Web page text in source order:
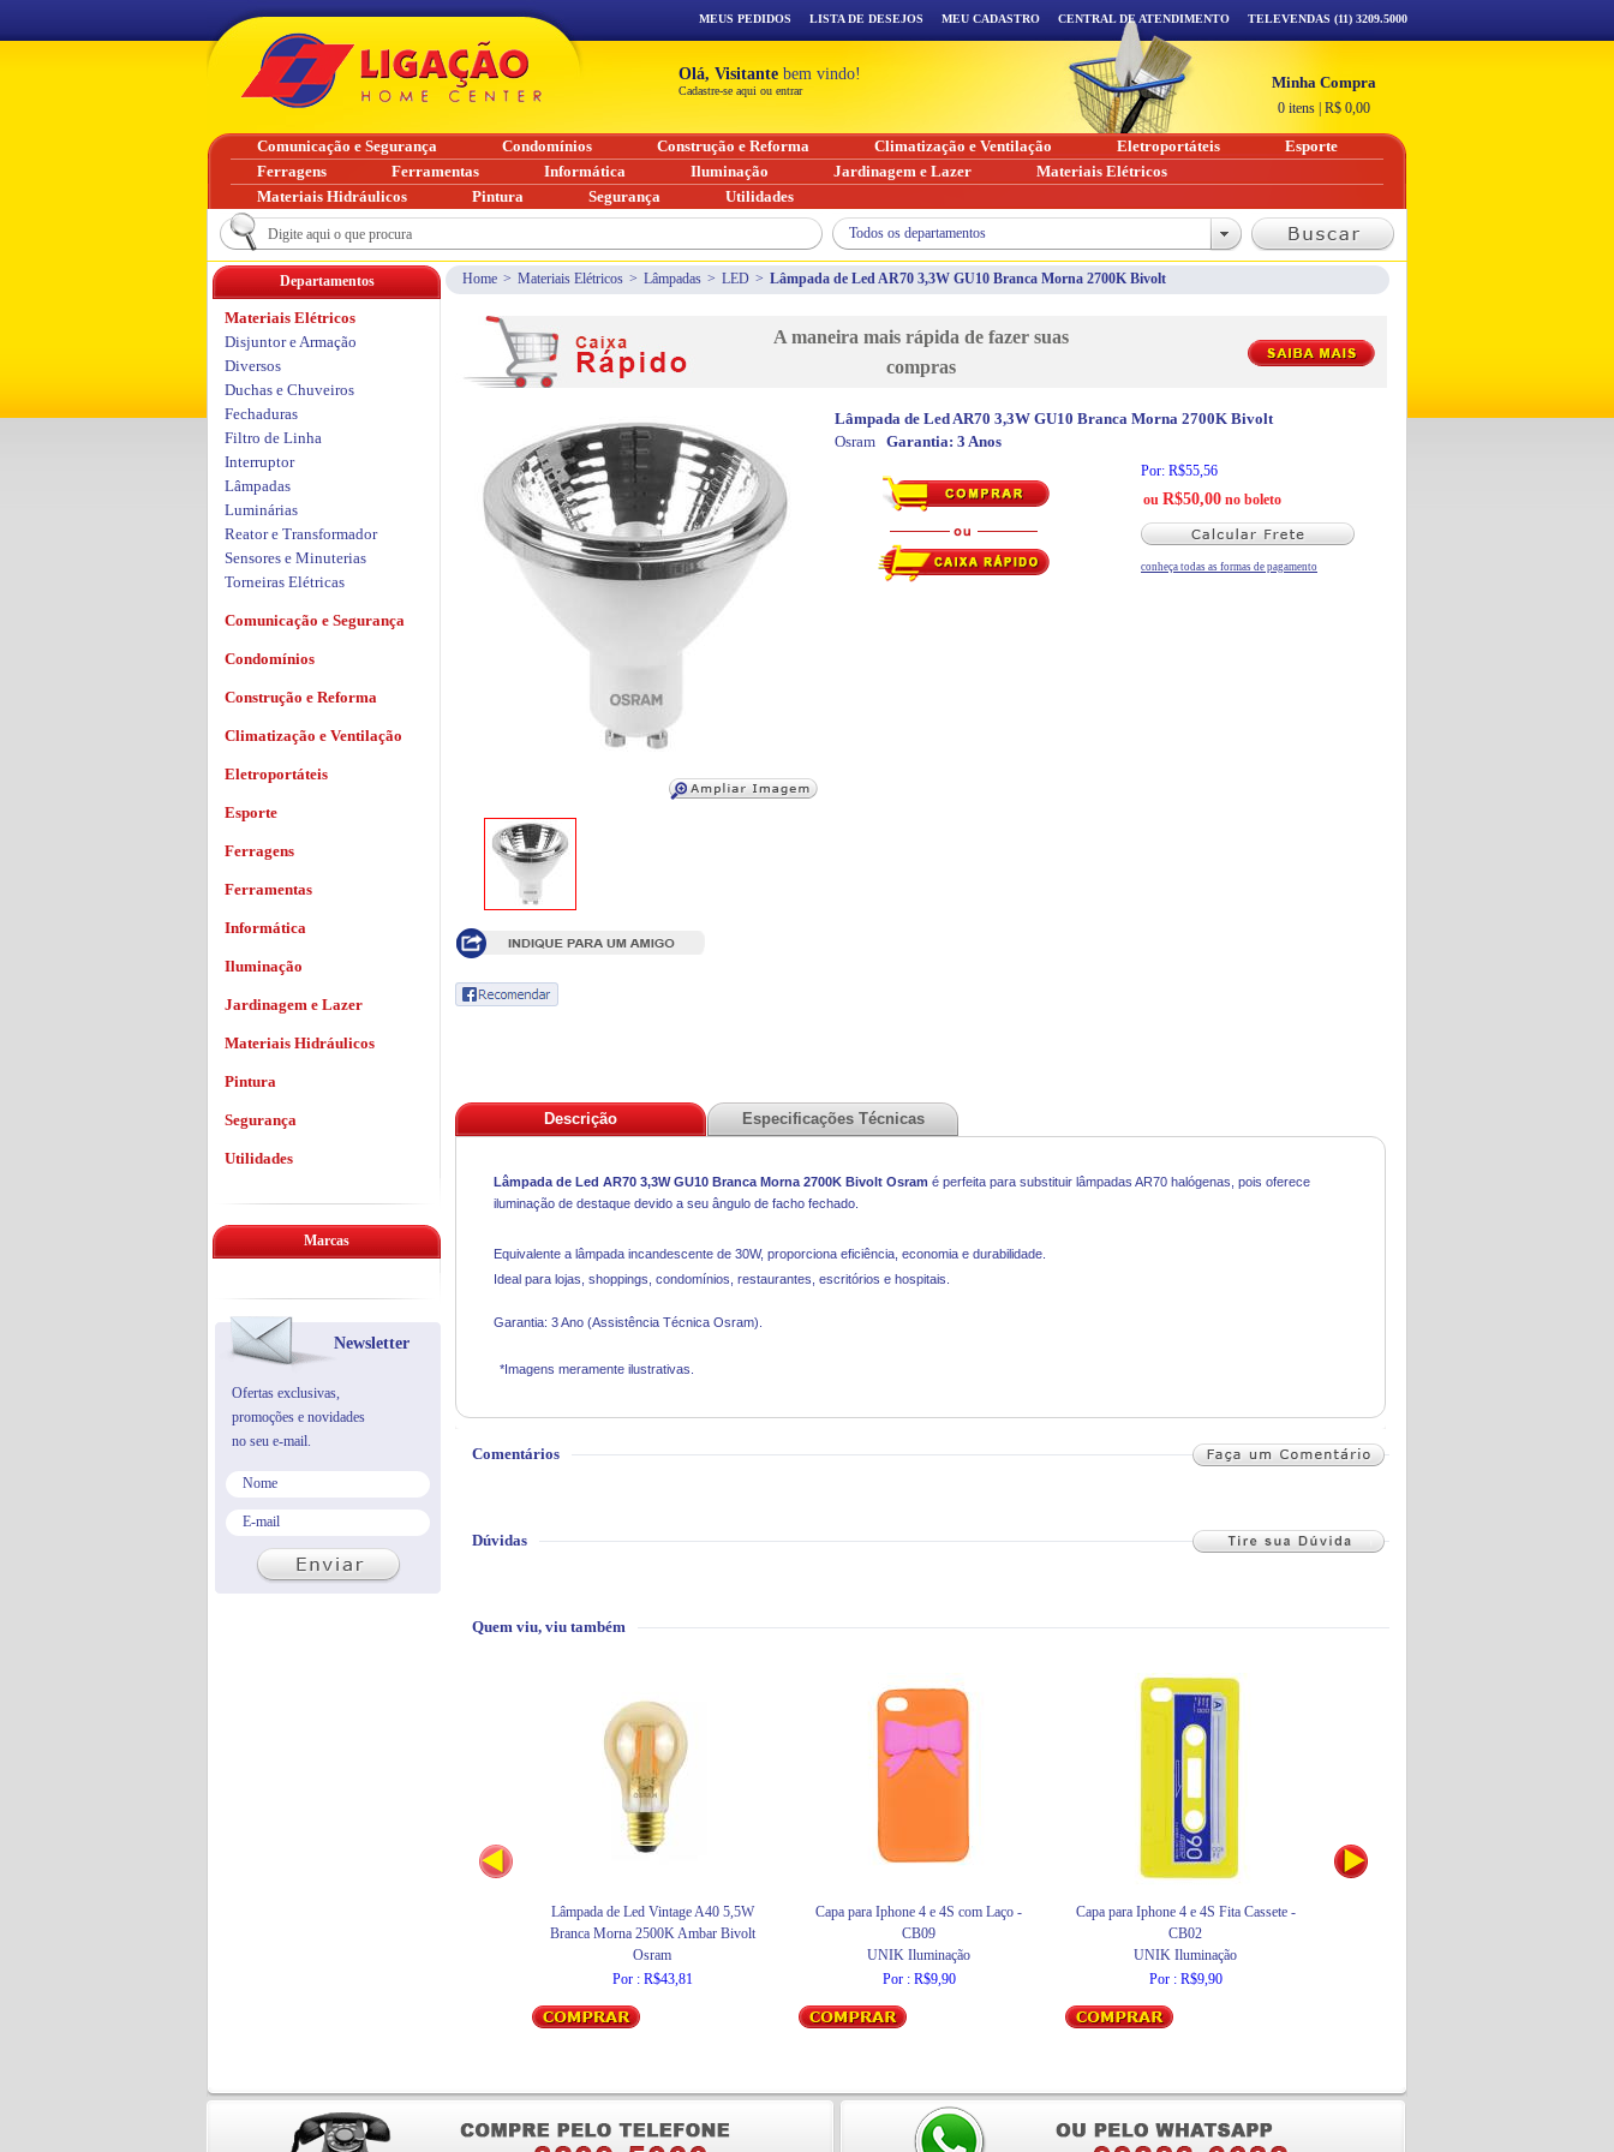
Home > Materiais Elétricos > Lâmpadas > LED > Lâmpada de Led AR70 3,3W GU10 Branca Morna 2700K Bivolt
A maneira mais rápida de fazer suas
compras
Lâmpada de Led AR70 3,3W GU10 Branca Morna 2700K Bivolt
Osram Garantia: 3 Anos
Por: R$55,56
ou R$50,00 no boleto
conheça todas as formas de pagamento
Descrição Especificações Técnicas
Lâmpada de Led AR70 3,3W GU10 Branca Morna 2700K Bivolt Osram é perfeita para substituir lâmpadas AR70 halógenas, pois oferece
iluminação de destaque devido a seu ângulo de facho fechado.
Equivalente a lâmpada incandescente de 30W, proporciona eficiência, economia e durabilidade.
Ideal para lojas, shoppings, condomínios, restaurantes, escritórios e hospitais.
Garantia: 3 Ano (Assistência Técnica Osram).
*Imagens meramente ilustrativas.
Comentários
Dúvidas
Quem viu, viu também
Lâmpada de Led Vintage A40 5,5W
Branca Morna 2500K Ambar Bivolt
Osram
Por : R$43,81
Capa para Iphone 4 e 4S com Laço -
CB09
UNIK Iluminação
Por : R$9,90
Capa para Iphone 4 e 4S Fita Cassete -
CB02
UNIK Iluminação
Por : R$9,90
Departamentos
Materiais Elétricos
Disjuntor e Armação
Diversos
Duchas e Chuveiros
Fechaduras
Filtro de Linha
Interruptor
Lâmpadas
Luminárias
Reator e Transformador
Sensores e Minuterias
Torneiras Elétricas
Comunicação e Segurança
Condomínios
Construção e Reforma
Climatização e Ventilação
Eletroportáteis
Esporte
Ferragens
Ferramentas
Informática
Iluminação
Jardinagem e Lazer
Materiais Hidráulicos
Pintura
Segurança
Utilidades
Marcas
Newsletter
Ofertas exclusivas,
promoções e novidades
no seu e-mail.
MEUS PEDIDOS LISTA DE DESEJOS MEU CADASTRO CENTRAL DE ATENDIMENTO TELEVENDAS (11) 3209.5000
Olá, Visitante bem vindo!
Cadastre-se aqui ou entrar Minha Compra
0 itens R$ 0,00
Comunicação e Segurança Condomínios Construção e Reforma Climatização e Ventilação Eletroportáteis
Esporte
Ferragens
Ferramentas Informática Iluminação Jardinagem e Lazer
Materiais Elétricos
Materiais Hidráulicos
Pintura Segurança Utilidades
Todos os departamentos